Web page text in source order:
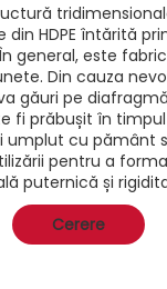
HDPE întărită
general, este
Din cauza
găuri pe
fi prăbușit în
umplut cu pământ
pentru a
puternică și
Cerere